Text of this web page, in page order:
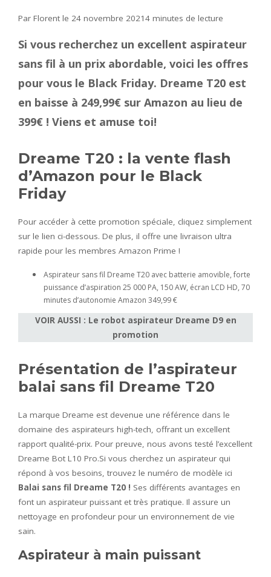
Par Florent le 24 novembre 20214 minutes de lecture
Si vous recherchez un excellent aspirateur
sans fil à un prix abordable, voici les offres
pour vous le Black Friday. Dreame T20 est
en baisse à 249,99€ sur Amazon au lieu de
399€ ! Viens et amuse toi!
Dreame T20 : la vente flash
d’Amazon pour le Black
Friday
Pour accéder à cette promotion spéciale, cliquez simplement
sur le lien ci-dessous. De plus, il offre une livraison ultra
rapide pour les membres Amazon Prime !
Aspirateur sans fil Dreame T20 avec batterie amovible, forte
puissance d’aspiration 25 000 PA, 150 AW, écran LCD HD, 70
minutes d’autonomie Amazon 349,99 €
VOIR AUSSI : Le robot aspirateur Dreame D9 en
promotion
Présentation de l’aspirateur
balai sans fil Dreame T20
La marque Dreame est devenue une référence dans le
domaine des aspirateurs high-tech, offrant un excellent
rapport qualité-prix. Pour preuve, nous avons testé l’excellent
Dreame Bot L10 Pro.Si vous cherchez un aspirateur qui
répond à vos besoins, trouvez le numéro de modèle ici
Balai sans fil Dreame T20 ! Ses différents avantages en
font un aspirateur puissant et très pratique. Il assure un
nettoyage en profondeur pour un environnement de vie
sain.
Aspirateur à main puissant